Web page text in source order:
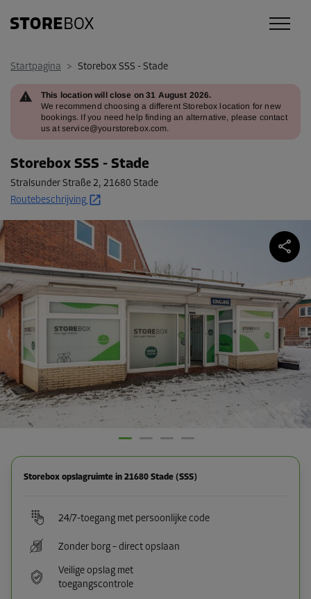
Startpagina > Storebox SSS - Stade
This location will close on 31 August 2026.
We recommend choosing a different Storebox location for new
bookings. If you need help finding an alternative, please contact
us at service@yourstorebox.com.
Storebox SSS - Stade
Stralsunder Straße 2, 21680 Stade
Routebeschrijving
Storebox opslagruimte in 21680 Stade (SSS)
24/7-toegang met persoonlijke code
Zonder borg – direct opslaan
Veilige opslag met
toegangscontrole